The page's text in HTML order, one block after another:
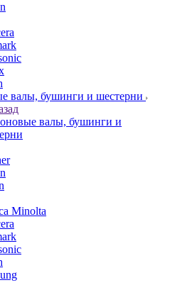
валы, бушинги и шестерни
валы, бушинги и
Minolta